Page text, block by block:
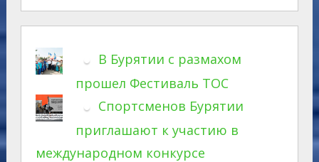
В Бурятии с размахом
прошел Фестиваль ТОС
Спортсменов Бурятии
приглашают к участию в
международном конкурсе